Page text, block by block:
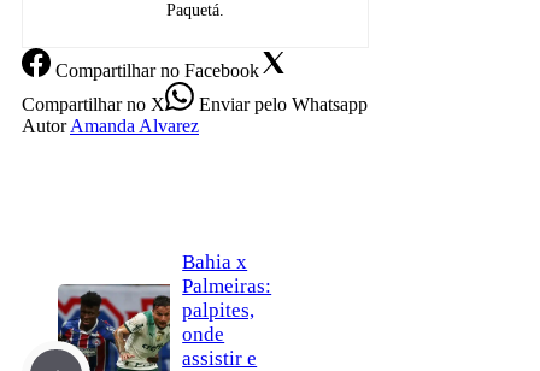
Paquetá.
Compartilharno Facebook
Compartilharno X Enviarpelo Whatsapp
Autor Amanda Alvarez
Bahia x
Palmeiras:
palpites,
onde
assistir e